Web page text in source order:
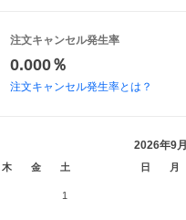
注文キャンセル発生率
0.000％
注文キャンセル発生率とは？
木 金 土
1
2026年9月
日 月